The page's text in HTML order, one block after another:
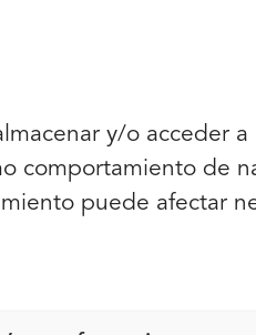
y/o acceder a
comportamiento de
puede afectar